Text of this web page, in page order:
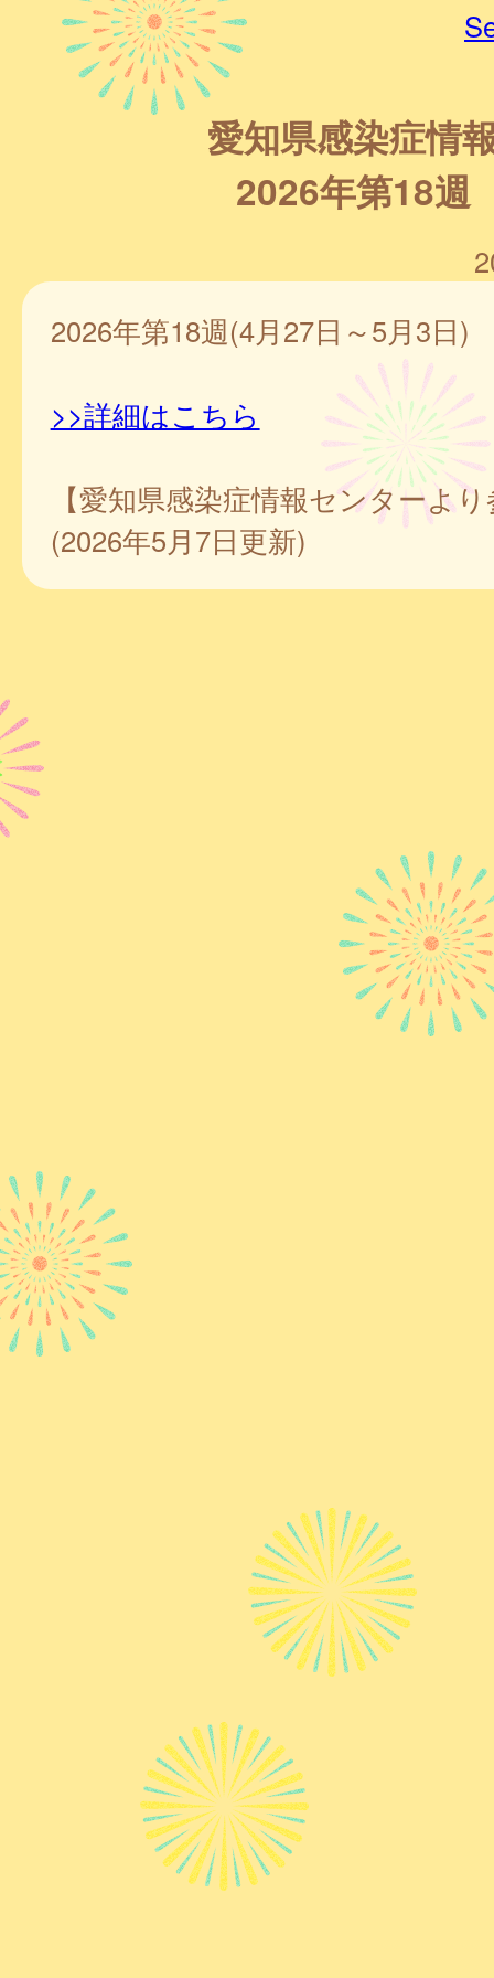
愛知県感染症情
2026年第18週
2026年第18週(4月27日～5月3日)
>>詳細はこちら
【愛知県感染症情報センターよ
(2026年5月7日更新)